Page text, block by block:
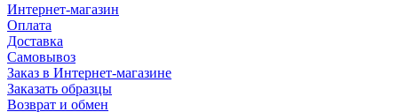
Интернет-магазин
Оплата
Доставка
Самовывоз
Заказ в Интернет-магазине
Заказать образцы
Возврат и обмен